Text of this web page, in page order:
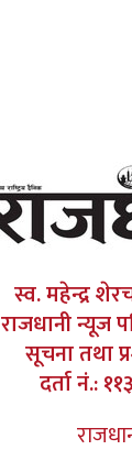
स्व. महेन्द्र
राजधानी न्यूज
सूचना तथा
दर्ता नं.: